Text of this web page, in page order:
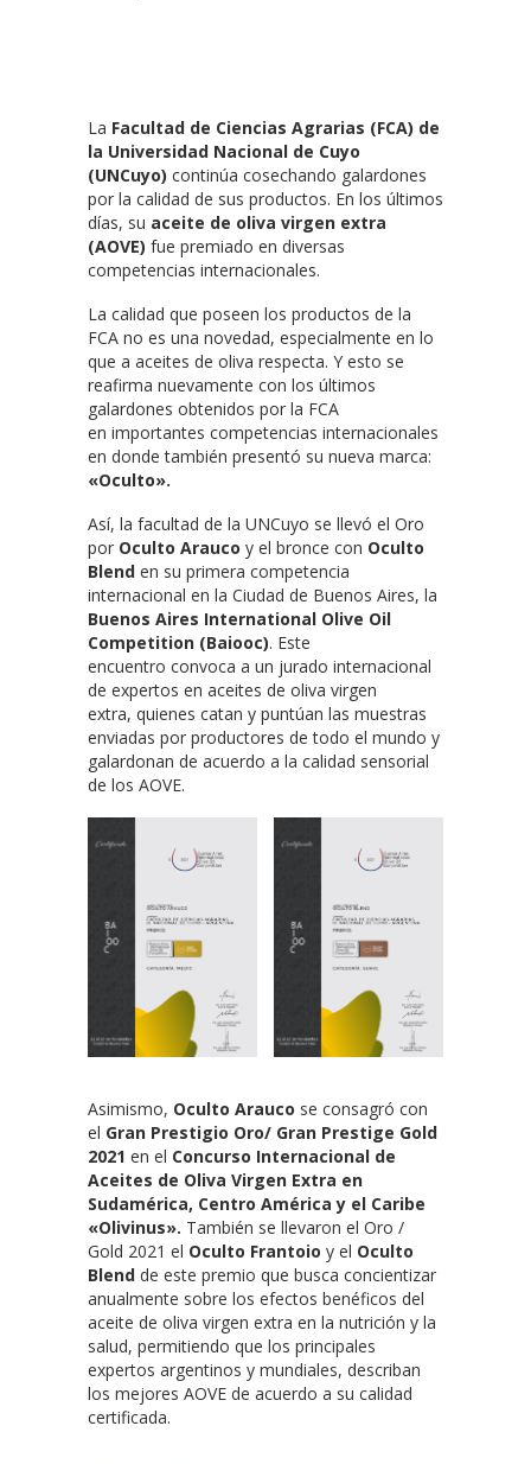
La Facultad de Ciencias Agrarias (FCA) de
la Universidad Nacional de Cuyo
(UNCuyo) continúa cosechando galardones
por la calidad de sus productos. En los últimos
días, su aceite de oliva virgen extra
(AOVE) fue premiado en diversas
competencias internacionales.
La calidad que poseen los productos de la
FCA no es una novedad, especialmente en lo
que a aceites de oliva respecta. Y esto se
reafirma nuevamente con los últimos
galardones obtenidos por la FCA
en importantes competencias internacionales
en donde también presentó su nueva marca:
«Oculto».
Así, la facultad de la UNCuyo se llevó el Oro
por Oculto Arauco y el bronce con Oculto
Blend en su primera competencia
internacional en la Ciudad de Buenos Aires, la
Buenos Aires International Olive Oil
Competition (Baiooc). Este
encuentro convoca a un jurado internacional
de expertos en aceites de oliva virgen
extra, quienes catan y puntúan las muestras
enviadas por productores de todo el mundo y
galardonan de acuerdo a la calidad sensorial
de los AOVE.
Asimismo, Oculto Arauco se consagró con
el Gran Prestigio Oro/ Gran Prestige Gold
2021 en el Concurso Internacional de
Aceites de Oliva Virgen Extra en
Sudamérica, Centro América y el Caribe
«Olivinus». También se llevaron el Oro /
Gold 2021 el Oculto Frantoio y el Oculto
Blend de este premio que busca concientizar
anualmente sobre los efectos benéficos del
aceite de oliva virgen extra en la nutrición y la
salud, permitiendo que los principales
expertos argentinos y mundiales, describan
los mejores AOVE de acuerdo a su calidad
certificada.